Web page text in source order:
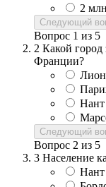
2
Следующий
Вопрос 1 из 5
2 Какой город
Франции?
Лион
Нант
Следующий
Вопрос 2 из 5
3 Население
Нант